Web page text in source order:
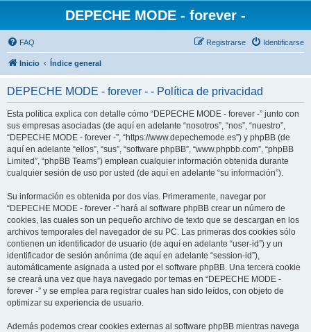
DEPECHE MODE - forever -
FAQ Identificarse
Registrarse
Inicio Índice general
DEPECHE MODE - forever - - Política de privacidad
Esta política explica con detalle cómo “DEPECHE MODE - forever -” junto con
sus empresas asociadas (de aquí en adelante “nosotros”, “nos”, “nuestro”,
“DEPECHE MODE - forever -”, “https://www.depechemode.es”) y phpBB (de
aquí en adelante “ellos”, “sus”, “software phpBB”, “www.phpbb.com”, “phpBB
Limited”, “phpBB Teams”) emplean cualquier información obtenida durante
cualquier sesión de uso por usted (de aquí en adelante “su información”).
Su información es obtenida por dos vías. Primeramente, navegar por
“DEPECHE MODE - forever -” hará al software phpBB crear un número de
cookies, las cuales son un pequeño archivo de texto que se descargan en los
archivos temporales del navegador de su PC. Las primeras dos cookies sólo
contienen un identificador de usuario (de aquí en adelante “user-id”) y un
identificador de sesión anónima (de aquí en adelante “session-id”),
automáticamente asignada a usted por el software phpBB. Una tercera cookie
se creará una vez que haya navegado por temas en “DEPECHE MODE -
forever -” y se emplea para registrar cuales han sido leídos, con objeto de
optimizar su experiencia de usuario.
Además podemos crear cookies externas al software phpBB mientras navega